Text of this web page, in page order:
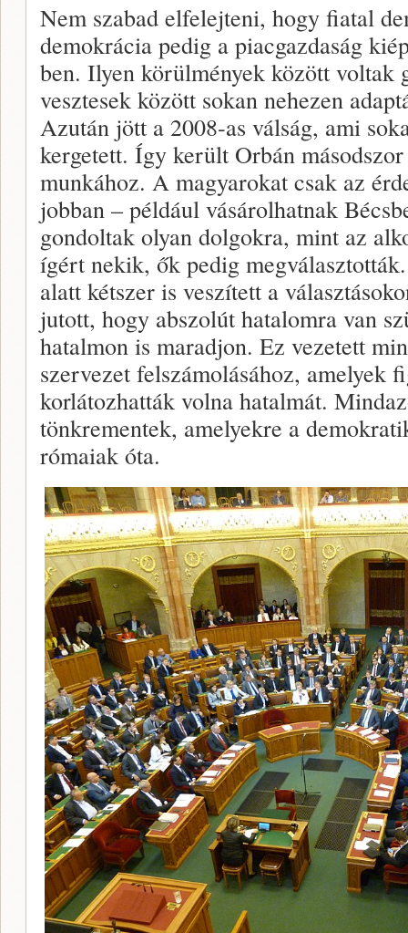
Nem szabad elfelejteni, hogy fiatal
demokrácia pedig a piacgazdaság
ben. Ilyen körülmények között voltak
vesztesek között sokan nehezen
Azután jött a 2008-as válság, ami
kergetett. Így került Orbán
munkához. A magyarokat csak az
jobban – például vásárolhatnak
gondoltak olyan dolgokra, mint az
ígért nekik, ők pedig
alatt kétszer is veszített a
jutott, hogy abszolút hatalomra van
hatalmon is maradjon. Ez vezetett
szervezet felszámolásához, amelyek
korlátozhatták volna hatalmát.
tönkrementek, amelyekre a
rómaiak óta.